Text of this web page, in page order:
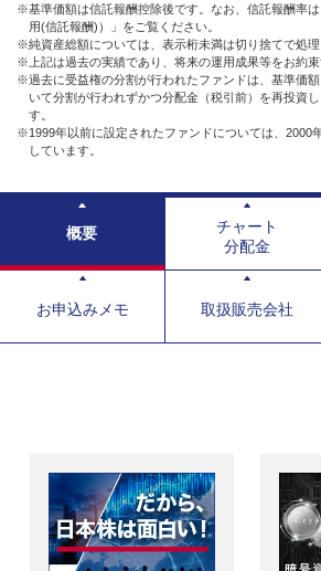
※基準価額は信託報酬控除後です。なお、信託報酬率
用(信託報酬)）」をご覧ください。
※純資産総額については、表示桁未満は切り捨てで処理
※上記は過去の実績であり、将来の運用成果等をお約束
※過去に受益権の分割が行われたファンドは、基準価
いて分割が行われずかつ分配金（税引前）を再投資
す。
※1999年以前に設定されたファンドについては、2000
しています。
概要
チャート
分配金
お申込みメモ 取扱販売会社